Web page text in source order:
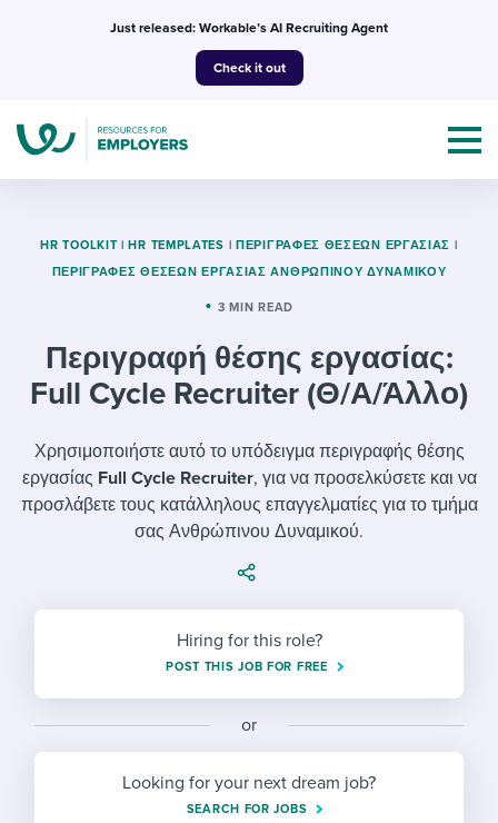
Just released: Workable’s AI Recruiting Agent
Check it out
Topics
Mobilizing AI in my work
Evaluating candidates
Working together with others
Maintaining hiring pipelines
Developing & retaining people
Ensuring compliance
Finding and attracting people
Establishing an employer brand
Templates & Guides
Job description templates
Policy templates
Onboarding checklists
Step-by-step tutorials
Free ebooks & reports
HR terms
I’m a jobseeker
I WANT TO LEARN ABOUT...
Pay & benefits
Career development
Modern working life
Overall career resources
Attend webinars & events
Workable customer stories
Explore Workable
Request a demo
Start a free trial
HR TOOLKIT | HR TEMPLATES | ΠΕΡΙΓΡΑΦΈΣ ΘΈΣΕΩΝ ΕΡΓΑΣΊΑΣ |
ΠΕΡΙΓΡΑΦΈΣ ΘΈΣΕΩΝ ΕΡΓΑΣΊΑΣ ΑΝΘΡΏΠΙΝΟΥ ΔΥΝΑΜΙΚΟΎ
3 MIN READ
Περιγραφή θέσης εργασίας:
Full Cycle Recruiter (Θ/Α/Άλλο)
Χρησιμοποιήστε αυτό το υπόδειγμα περιγραφής θέσης
εργασίας Full Cycle Recruiter, για να προσελκύσετε και να
προσλάβετε τους κατάλληλους επαγγελματίες για το τμήμα
σας Ανθρώπινου Δυναμικού.
Hiring for this role?
POST THIS JOB FOR FREE
or
Looking for your next dream job?
SEARCH FOR JOBS